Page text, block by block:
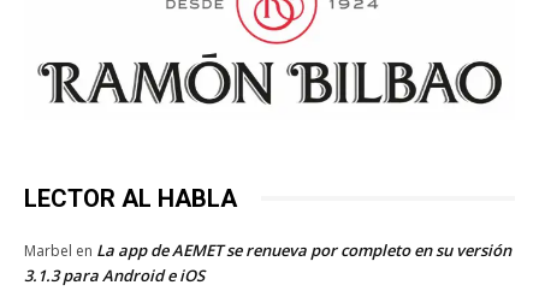
LECTOR AL HABLA
Marbel en La app de AEMET se renueva por completo en su versión
3.1.3 para Android e iOS